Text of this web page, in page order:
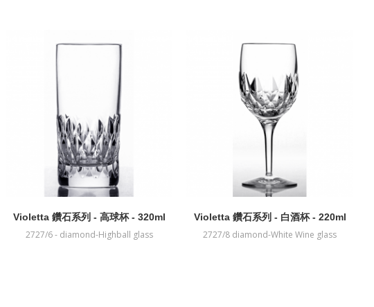
Violetta 鑽石系列 - 高球杯 - 320ml
2727/6 - diamond-Highball glass
Violetta 鑽石系列 - 白酒杯 - 220ml
2727/8 diamond-White Wine glass